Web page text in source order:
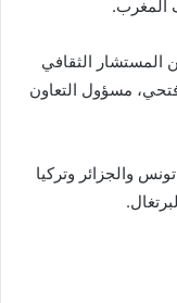
المغرب.
المستشار الثقافي
فتحي، مسؤول التعاون
والجزائر وتركيا